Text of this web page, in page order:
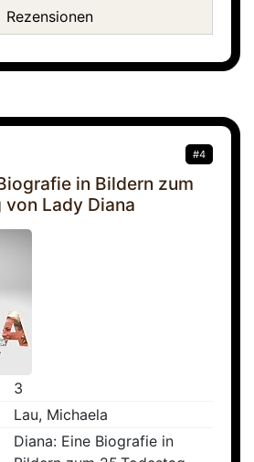
Rezensionen
#4
in Bildern zum
von Lady Diana
3
Lau, Michaela
Diana: Eine Biografie in